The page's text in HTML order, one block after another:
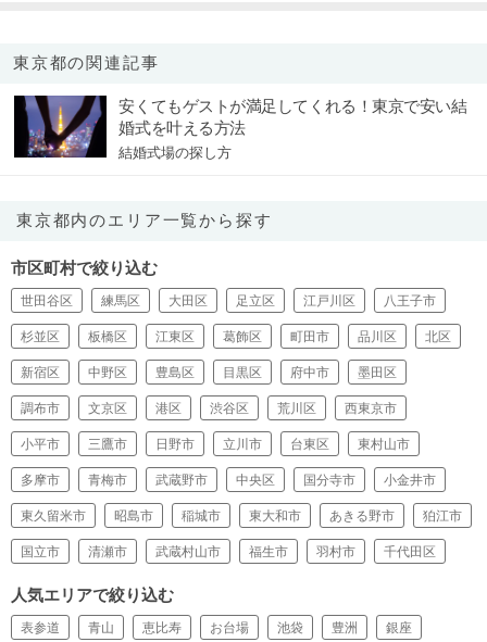
東京都の関連記事
安くてもゲストが満足してくれる！東京で安い結
婚式を叶える方法
結婚式場の探し方
東京都内のエリア一覧から探す
市区町村で絞り込む
世田谷区 練馬区 大田区 足立区 江戸川区 八王子市
杉並区 板橋区 江東区 葛飾区 町田市 品川区 北区
新宿区 中野区 豊島区 目黒区 府中市 墨田区
調布市 文京区 港区 渋谷区 荒川区 西東京市
小平市 三鷹市 日野市 立川市 台東区 東村山市
多摩市 青梅市 武蔵野市 中央区 国分寺市 小金井市
東久留米市 昭島市 稲城市 東大和市 あきる野市 狛江市
国立市 清瀬市 武蔵村山市 福生市 羽村市 千代田区
人気エリアで絞り込む
表参道 青山 恵比寿 お台場 池袋 豊洲 銀座